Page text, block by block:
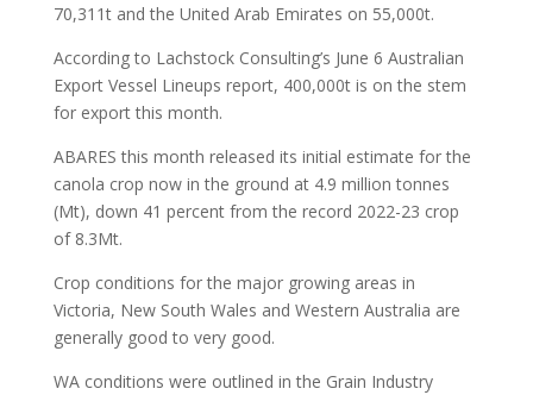
70,311t and the United Arab Emirates on 55,000t.
According to Lachstock Consulting’s June 6 Australian
Export Vessel Lineups report, 400,000t is on the stem
for export this month.
ABARES this month released its initial estimate for the
canola crop now in the ground at 4.9 million tonnes
(Mt), down 41 percent from the record 2022-23 crop
of 8.3Mt.
Crop conditions for the major growing areas in
Victoria, New South Wales and Western Australia are
generally good to very good.
WA conditions were outlined in the Grain Industry